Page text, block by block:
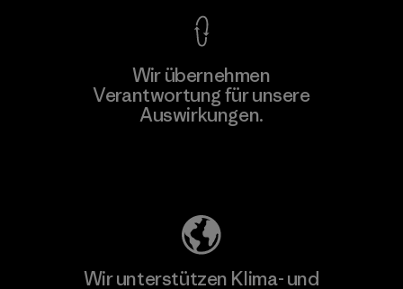
Wir übernehmen
Verantwortung für unsere
Auswirkungen.
Wir unterstützen Klima- und